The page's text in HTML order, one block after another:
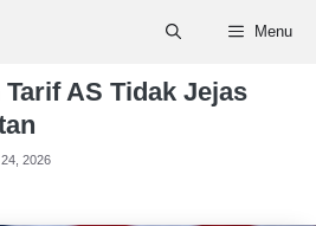
Menu
AS Tidak Jejas
2026